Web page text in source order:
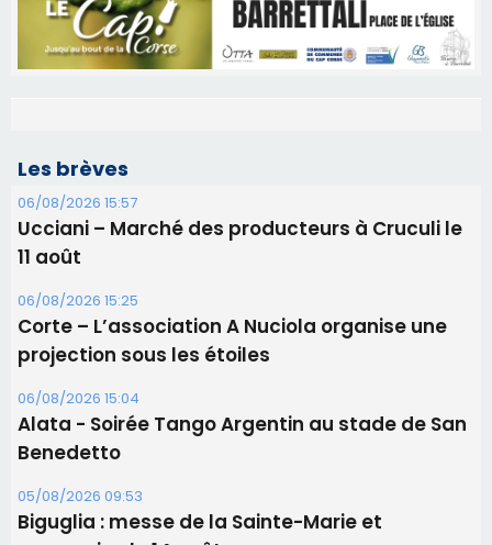
Les brèves
06/08/2026 15:57
Ucciani – Marché des producteurs à Cruculi le
11 août